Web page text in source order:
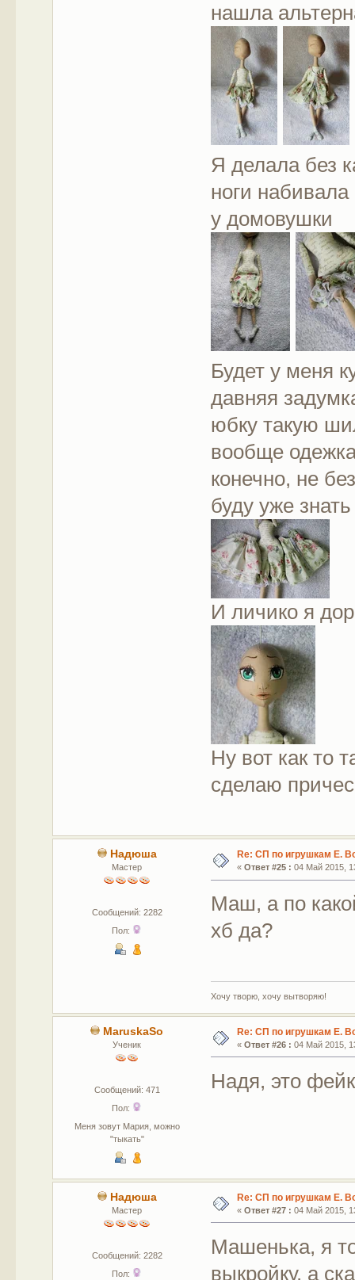
нашла
Я делала без
ноги набивала
у домовушки
Будет у меня
давняя
юбку такую
вообще
конечно, не
буду уже
И личико я
Ну вот как то
сделаю
Надюша
Мастер
Сообщений: 2282
Пол:
Re: СП по игрушкам Е.
« Ответ #25 : 04 Май 2015,
Маш, а по
хб да?
Хочу творю, хочу вытворяю!
MaruskaSo
Ученик
Сообщений: 471
Пол:
Меня зовут Мария, можно
"тыкать"
Re: СП по игрушкам Е.
« Ответ #26 : 04 Май 2015,
Надя, это
Надюша
Мастер
Сообщений: 2282
Пол:
Re: СП по игрушкам Е.
« Ответ #27 : 04 Май 2015,
Машенька, я
выкройку, а